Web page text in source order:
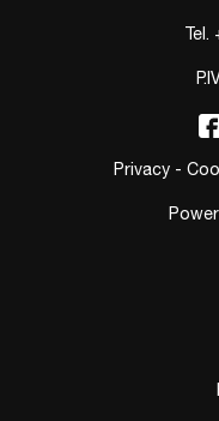
Tel.
Privacy -